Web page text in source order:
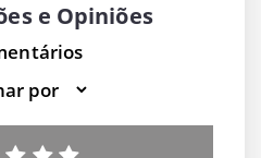
e Opiniões